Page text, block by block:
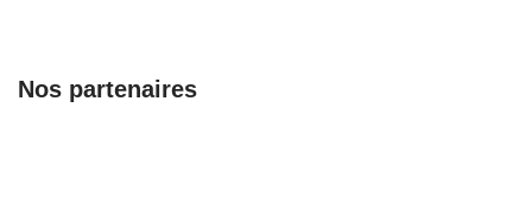
Nos partenaires